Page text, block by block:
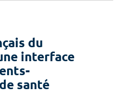
du
interface
santé